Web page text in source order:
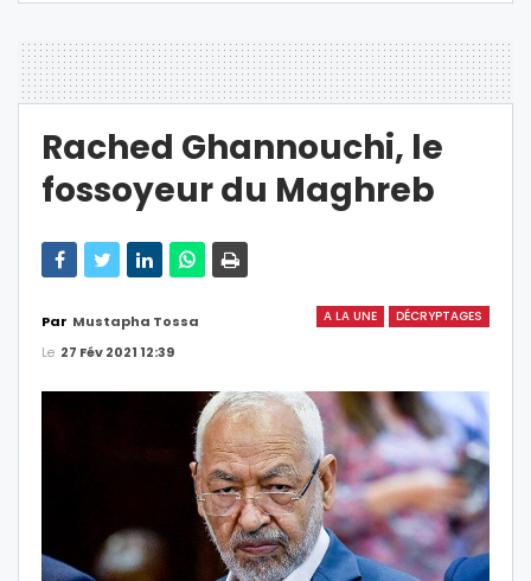
Rached Ghannouchi, le
fossoyeur du Maghreb
A LA UNE DÉCRYPTAGES
Par Mustapha Tossa
Le 27 Fév 2021 12:39